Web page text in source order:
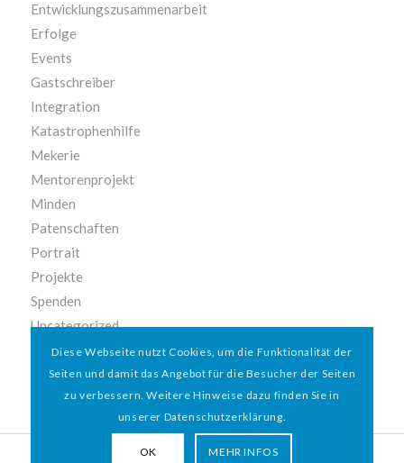
Entwicklungszusammenarbeit
Erfolge
Events
Gastschreiber
Integration
Katastrophenhilfe
Mekerie
Mentorenprojekt
Minden
Patenschaften
Portrait
Projekte
Spenden
Uncategorized
Vereinsleben
MIT HERZ e.V. | WEBDESIGN BY WEBIGAMI
Diese Webseite nutzt Cookies, um die Funktionalität der
Seiten und damit das Angebot für die Besucher der Seiten
zu verbessern. Weitere Hinweise dazu finden Sie in
unserer Datenschutzerklärung.
OK MEHR INFOS